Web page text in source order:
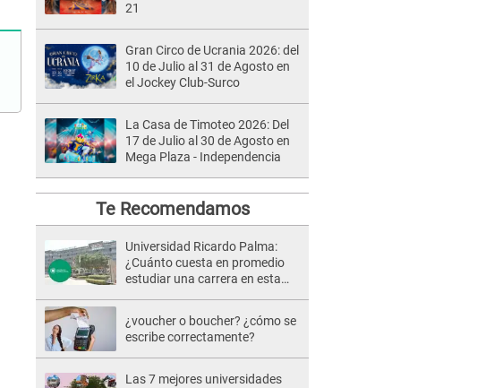
21
Gran Circo de Ucrania 2026: del
10 de Julio al 31 de Agosto en
el Jockey Club-Surco
La Casa de Timoteo 2026: Del
17 de Julio al 30 de Agosto en
Mega Plaza - Independencia
Te Recomendamos
Universidad Ricardo Palma:
¿Cuánto cuesta en promedio
estudiar una carrera en esta
¿voucher o boucher? ¿cómo se
escribe correctamente?
Las 7 mejores universidades